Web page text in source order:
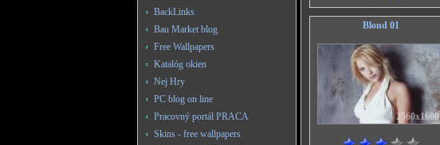
BackLinks
Bau Market blog
Free Wallpapers
Katalóg okien
Nej Hry
PC blog on line
Pracovný portál PRACA
Skins - free wallpapers
Blond 01
2560x1600